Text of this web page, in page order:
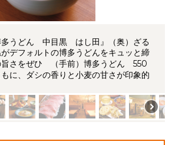
多うどん 中目黒 はし田』（奥）ざる
フォルトの博多うどんをキュッと締
旨さをぜひ （手前）博多うどん 550
に、ダシの香りと小麦の甘さが印象的